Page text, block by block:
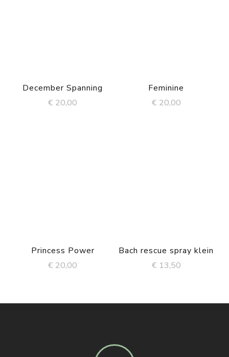
December Spanning
€ 20,00
Feminine
€ 20,00
Princess Power
€ 20,00
Bach rescue spray klein
€ 13,50